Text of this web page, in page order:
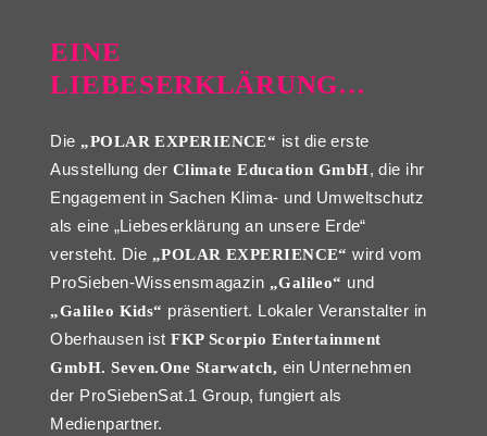
EINE
LIEBESERKLÄRUNG…
Die „POLAR EXPERIENCE“ ist die erste
Ausstellung der Climate Education GmbH, die ihr
Engagement in Sachen Klima- und Umweltschutz
als eine „Liebeserklärung an unsere Erde“
versteht. Die „POLAR EXPERIENCE“ wird vom
ProSieben-Wissensmagazin „Galileo“ und
„Galileo Kids“ präsentiert. Lokaler Veranstalter in
Oberhausen istFKP Scorpio Entertainment
GmbH.Seven.One Starwatch, ein Unternehmen
der ProSiebenSat.1 Group, fungiert als
Medienpartner.